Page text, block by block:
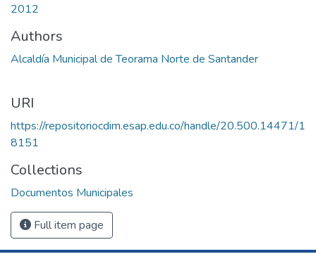
2012
Authors
Alcaldía Municipal de Teorama Norte de Santander
URI
https://repositoriocdim.esap.edu.co/handle/20.500.14471/1
8151
Collections
Documentos Municipales
Full item page